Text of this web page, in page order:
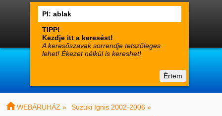
 suzuki-alkatreszek.hu
Kapcsolat
Értem
Termékek 
WEBÁRUHÁZ » Suzuki Ignis 2002-2006 »